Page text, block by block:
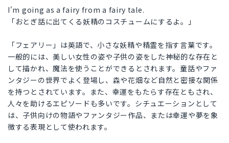
I'm going as a fairy from a fairy tale.
「おとぎ話に出てくる妖精のコスチュームにするよ。」
「フェアリー」は英語で、小さな妖精や精霊を指す言葉です。
一般的には、美しい女性の姿や子供の姿をした神秘的な存在と
して描かれ、魔法を使うことができるとされます。童話やファ
ンタジーの世界でよく登場し、森や花畑など自然と密接な関係
を持つとされています。また、幸運をもたらす存在ともされ、
人々を助けるエピソードも多いです。シチュエーションとして
は、子供向けの物語やファンタジー作品、または幸運や夢を象
徴する表現として使われます。